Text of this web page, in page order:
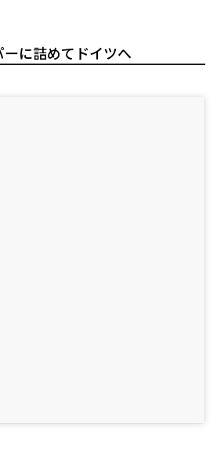
に詰めてドイツへ